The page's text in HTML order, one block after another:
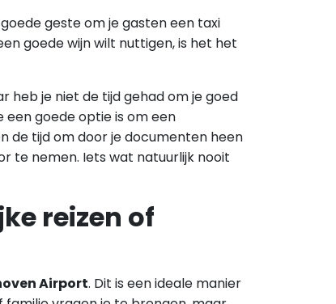
geste om je gasten een taxi
goede wijn wilt nuttigen, is het het
heb je niet de tijd gehad om je goed
een goede optie is om een
de tijd om door je documenten heen
te nemen. Iets wat natuurlijk nooit
reizen of
Airport. Dit is een ideale manier